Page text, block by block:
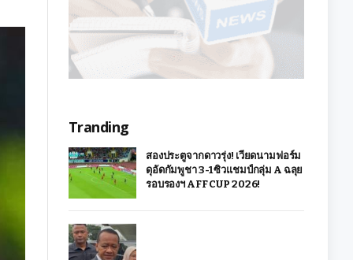
Tranding
สองประตูจากดาวรุ่ง! เวียดนามฟอร์ม
ดุอัดกัมพูชา 3-1 ซิวแชมป์กลุ่ม A ฉลุย
รอบรองฯ AFF CUP 2026!